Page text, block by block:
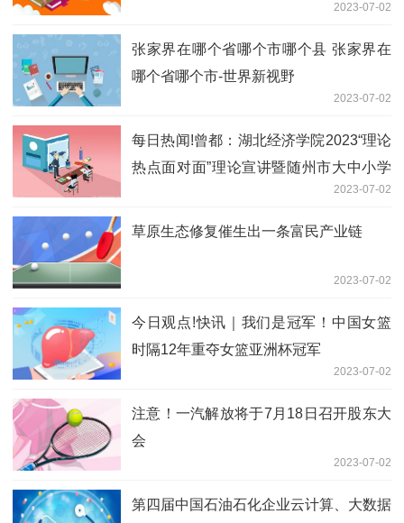
2023-07-02
张家界在哪个省哪个市哪个县 张家界在
哪个省哪个市-世界新视野
2023-07-02
每日热闻!曾都：湖北经济学院2023“理论
热点面对面”理论宣讲暨随州市大中小学
思政课一体化共同体集体备课会活动举行
2023-07-02
草原生态修复催生出一条富民产业链
2023-07-02
今日观点!快讯｜我们是冠军！中国女篮
时隔12年重夺女篮亚洲杯冠军
2023-07-02
注意！一汽解放将于7月18日召开股东大
会
2023-07-02
第四届中国石油石化企业云计算、大数据